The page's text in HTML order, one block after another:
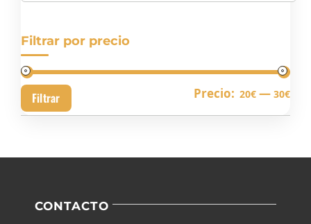
Filtrar por precio
Filtrar Precio: 20€ — 30€
CONTACTO